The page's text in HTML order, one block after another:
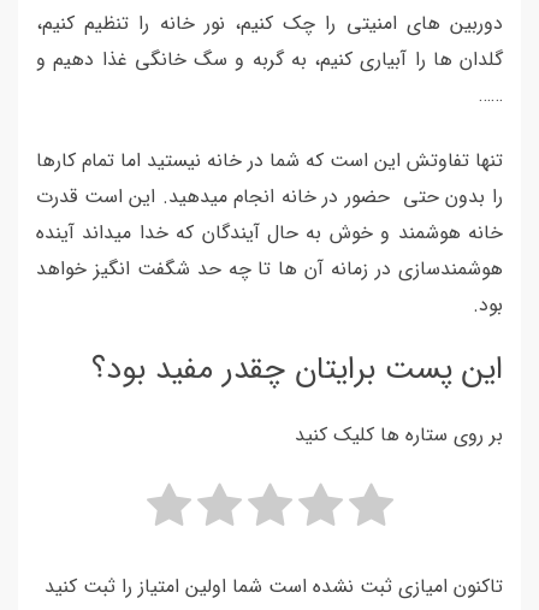
دوربین های امنیتی را چک کنیم، نور خانه را تنظیم کنیم،
گلدان ها را آبیاری کنیم، به گربه و سگ خانگی غذا دهیم و
……
تنها تفاوتش این است که شما در خانه نیستید اما تمام کارها
را بدون حتی حضور در خانه انجام میدهید. این است قدرت
خانه هوشمند و خوش به حال آیندگان که خدا میداند آینده
هوشمندسازی در زمانه آن ها تا چه حد شگفت انگیز خواهد
بود.
این پست برایتان چقدر مفید بود؟
بر روی ستاره ها کلیک کنید
تاکنون امیازی ثبت نشده است شما اولین امتیاز را ثبت کنید